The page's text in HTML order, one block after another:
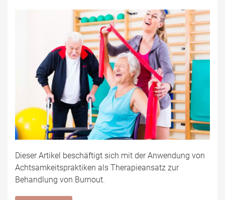
Dieser Artikel beschäftigt sich mit der Anwendung von
Achtsamkeitspraktiken als Therapieansatz zur
Behandlung von Burnout.